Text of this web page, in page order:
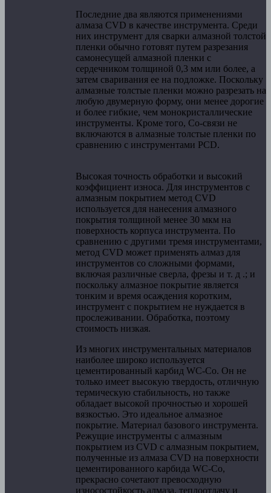
Последние два являются применениями
алмаза CVD в качестве инструмента. Среди
них инструмент для сварки алмазной толстой
пленки обычно готовят путем разрезания
самонесущей алмазной пленки с
сердечником толщиной 0,3 мм или более, а
затем сваривания ее на подложке. Поскольку
алмазные толстые пленки можно разрезать на
любую двумерную форму, они менее дорогие
и более гибкие, чем монокристаллические
инструменты. Кроме того, Co-связи не
включаются в алмазные толстые пленки по
сравнению с инструментами PCD.
Высокая точность обработки и высокий
коэффициент износа. Для инструментов с
алмазным покрытием метод CVD
используется для нанесения алмазного
покрытия толщиной менее 30 мкм на
поверхность корпуса инструмента. По
сравнению с другими тремя инструментами,
метод CVD может применять алмаз для
инструментов со сложными формами,
включая различные сверла, фрезы и т. д .; и
поскольку алмазное покрытие является
тонким и время осаждения коротким,
инструмент с покрытием не нуждается в
прослеживании. Обработка, поэтому
стоимость низкая.
Из многих инструментальных материалов
наиболее широко используется
цементированный карбид WC-Co. Он не
только имеет высокую твердость, отличную
термическую стабильность, но также
обладает высокой прочностью и хорошей
вязкостью. Это идеальное алмазное
покрытие. Материал базового инструмента.
Режущие инструменты с алмазным
покрытием из CVD с алмазным покрытием,
полученные из алмаза CVD на поверхности
цементированного карбида WC-Co,
прекрасно сочетают превосходную
износостойкость алмаза, теплоотдачу и